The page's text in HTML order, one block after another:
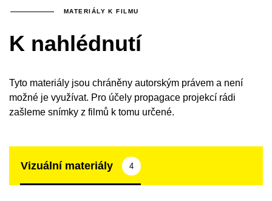
MATERIÁLY K FILMU
K nahlédnutí
Tyto materiály jsou chráněny autorským právem a není
možné je využívat. Pro účely propagace projekcí rádi
zašleme snímky z filmů k tomu určené.
Vizuální materiály 4